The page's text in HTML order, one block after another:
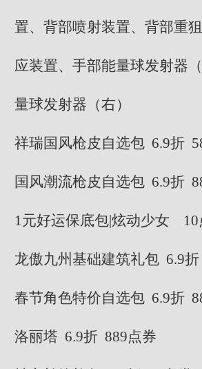
置、背部喷射装置、背部重
应装置、手部能量球发射器
量球发射器（右）
祥瑞国风枪皮自选包 6.9折
国风潮流枪皮自选包 6.9折
1元好运保底包|炫动少女 10
龙傲九州基础建筑礼包 6.9
春节角色特价自选包 6.9折
洛丽塔 6.9折 889点券